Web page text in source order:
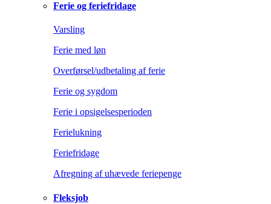
Ferie og feriefridage
Varsling
Ferie med løn
Overførsel/udbetaling af ferie
Ferie og sygdom
Ferie i opsigelsesperioden
Ferielukning
Feriefridage
Afregning af uhævede feriepenge
Fleksjob